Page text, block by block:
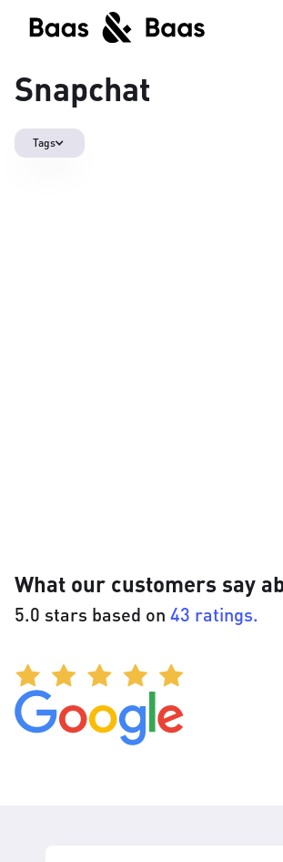
Snapchat
Tags
What our customers say
5.0 stars based on 43 ratings.